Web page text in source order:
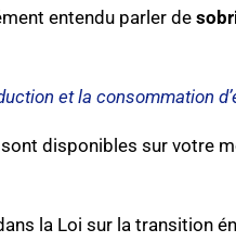
entendu parler de
et la consommation
disponibles sur votre
la Loi sur la transition